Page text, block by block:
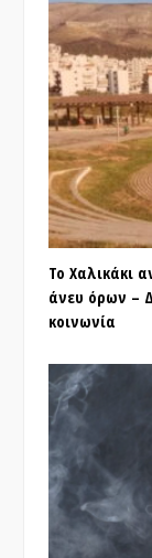
Το Χαλικάκι
άνευ όρων –
κοινωνία